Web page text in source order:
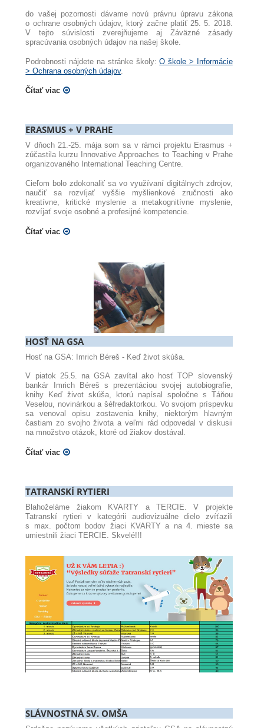
do vašej pozornosti dávame novú právnu úpravu zákona
o ochrane osobných údajov, ktorý začne platiť 25. 5. 2018.
V tejto súvislosti zverejňujeme aj Záväzné zásady
spracúvania osobných údajov na našej škole.
Podrobnosti nájdete na stránke školy:O škole > Informácie
> Ochrana osobných údajov.
Čítať viac
ERASMUS + V PRAHE
V dňoch 21.-25. mája som sa v rámci projektu Erasmus +
zúčastila kurzu Innovative Approaches to Teaching v Prahe
organizovaného International Teaching Centre.
Cieľom bolo zdokonaliť sa vo využívaní digitálnych zdrojov,
naučiť sa rozvíjať vyššie myšlienkové zručnosti ako
kreatívne, kritické myslenie a
metakognitívne
myslenie,
rozvíjať svoje osobné a profesijné kompetencie.
Čítať viac
HOSŤ NA GSA
Hosť na GSA: Imrich Béreš - Keď život skúša.
V piatok 25.5. na GSA zavítal ako hosť TOP slovenský
bankár Imrich Béreš s prezentáciou svojej autobiografie,
knihy Keď život skúša, ktorú napísal spoločne s Táňou
Veselou, novinárkou a šéfredaktorkou. Vo svojom príspevku
sa venoval opisu zostavenia knihy, niektorým hlavným
častiam zo svojho života a veľmi rád odpovedal v diskusii
na množstvo otázok, ktoré od žiakov dostával.
Čítať viac
TATRANSKÍ RYTIERI
Blahoželáme žiakom KVARTY a TERCIE. V projekte
Tatranskí rytieri v kategórii audiovizuálne dielo zvíťazili
s max. počtom bodov žiaci KVARTY a na 4. mieste sa
umiestnili žiaci TERCIE. Skvelé!!!
SLÁVNOSTNÁ SV. OMŠA